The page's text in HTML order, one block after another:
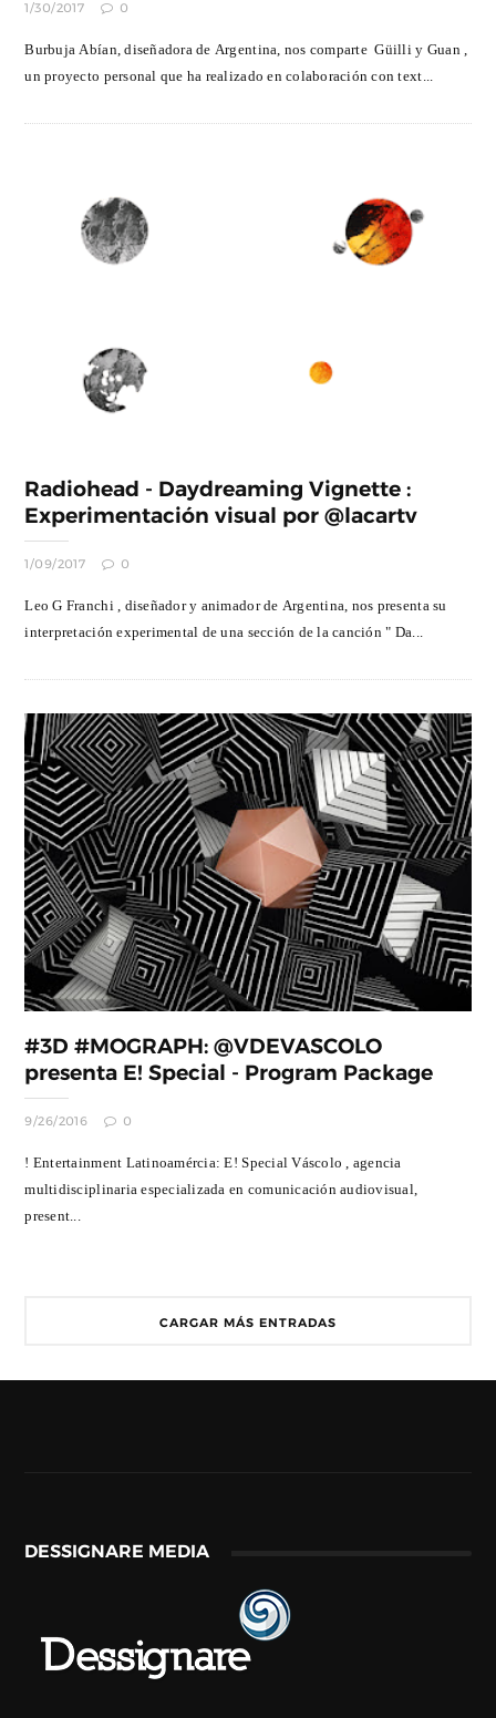
1/30/2017 0
Burbuja Abían, diseñadora de Argentina, nos comparte Güilli y Guan ,
un proyecto personal que ha realizado en colaboración con text...
Radiohead - Daydreaming Vignette :
Experimentación visual por @lacartv
1/09/2017 0
Leo G Franchi , diseñador y animador de Argentina, nos presenta su
interpretación experimental de una sección de la canción " Da...
#3D #MOGRAPH: @VDEVASCOLO
presenta E! Special - Program Package
9/26/2016 0
! Entertainment Latinoamércia: E! Special Váscolo , agencia
multidisciplinaria especializada en comunicación audiovisual,
present...
CARGAR MÁS ENTRADAS
DESSIGNARE MEDIA